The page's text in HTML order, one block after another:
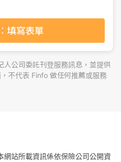
填寫表單
公司委託刊登服務訊息，並提供
不代表 Finfo 做任何推薦或服務
網站所載資訊係依保險公司公開資